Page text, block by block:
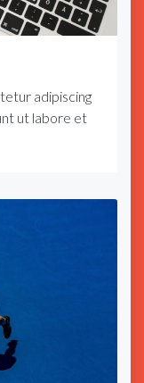
adipiscing
ut labore et